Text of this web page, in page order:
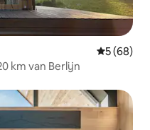
5 (68)
km van Berlijn